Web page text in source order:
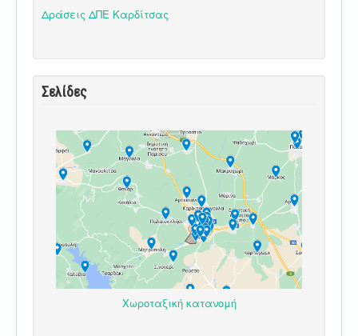
Δράσεις ΔΠΕ Καρδίτσας
Σελίδες
Χωροταξική κατανομή